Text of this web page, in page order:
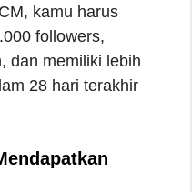
kamu harus
followers,
dan memiliki lebih
28 hari terakhir